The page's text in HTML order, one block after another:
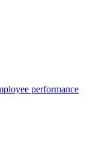
performance